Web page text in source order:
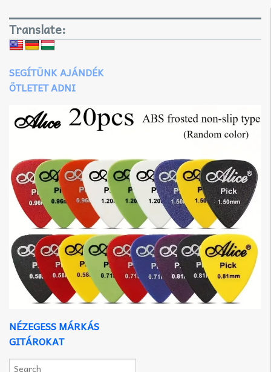
Translate:
SEGÍTÜNK AJÁNDÉK
ÖTLETET ADNI
NÉZEGESS MÁRKÁS
GITÁROKAT